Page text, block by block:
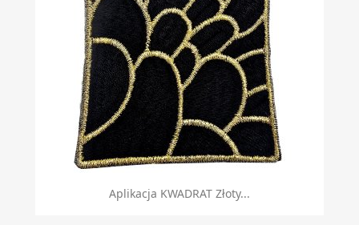
Aplikacja KWADRAT Złoty...